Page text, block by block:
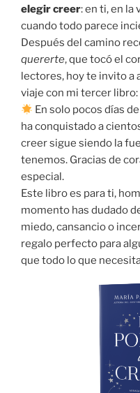
elegir creer: en ti, en la
cuando todo parece
Después del camino
quererte, que tocó el
lectores, hoy te invito a
viaje con mi tercer libro:
En solo pocos días
ha conquistado a
creer sigue siendo la
tenemos. Gracias de
especial.
Este libro es para ti,
momento has dudado
miedo, cansancio o
regalo perfecto para
que todo lo que